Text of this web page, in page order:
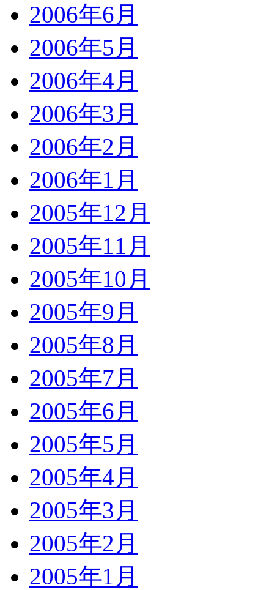
2006年6月
2006年5月
2006年4月
2006年3月
2006年2月
2006年1月
2005年12月
2005年11月
2005年10月
2005年9月
2005年8月
2005年7月
2005年6月
2005年5月
2005年4月
2005年3月
2005年2月
2005年1月